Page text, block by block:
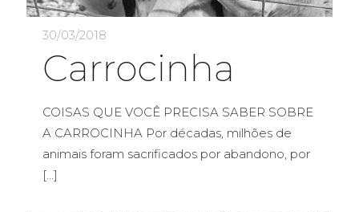
30/03/2018
Carrocinha
COISAS QUE VOCÊ PRECISA SABER SOBRE
A CARROCINHA Por décadas, milhões de
animais foram sacrificados por abandono, por
[…]